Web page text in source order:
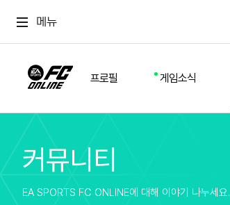
메뉴
프로필 게임소식
스쿼드
경기 기록
커뮤니티
업데이트
커뮤니티
EA SPORTS FC ONLINE에 대해 이야기 나누세요.